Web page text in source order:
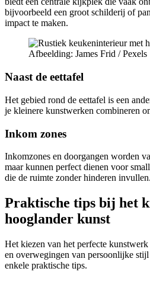
bijvoorbeeld een groot schilderij of
impact te maken.
Afbeelding: James Frid / Pexels
Naast de eettafel
Het gebied rond de eettafel is een
je kleinere kunstwerken combineren
Inkom zones
Inkomzones en doorgangen worden
maar kunnen perfect dienen voor
die de ruimte zonder hinderen invullen.
Praktische tips bij het
hooglander kunst
Het kiezen van het perfecte
en overwegingen van persoonlijke
enkele praktische tips.